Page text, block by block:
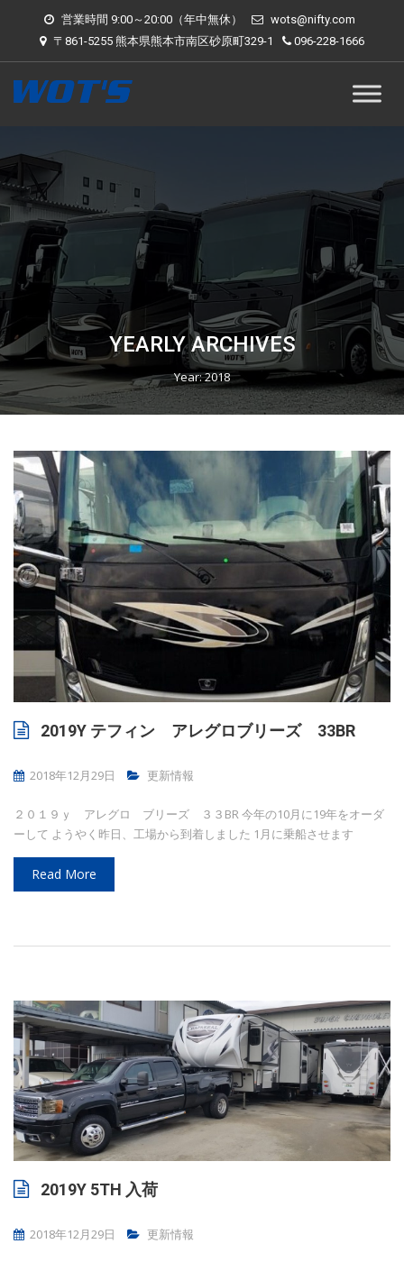
営業時間 9:00～20:00（年中無休）
wots@nifty.com
〒861-5255 熊本県熊本市南区砂原町329-1
096-228-1666
YEARLY ARCHIVES
Year:2018
2019Y テフィン アレグロブリーズ 33BR
2018年12月29日 更新情報
２０１９ｙ アレグロ ブリーズ ３３BR 今年の10月に19年をオーダ
ーして ようやく昨日、工場から到着しました 1月に乗船させます
Read More
2019Y 5TH 入荷
2018年12月29日 更新情報